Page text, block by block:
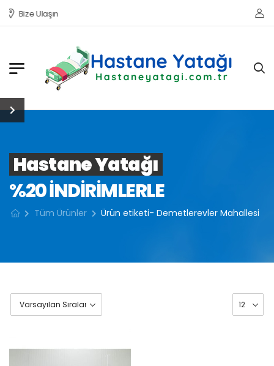
Bize Ulaşın
Hastane Yatağı
%20 INDIRIMLERLE
Tüm Ürünler Ürün etiketi- Demetlerevler Mahallesi